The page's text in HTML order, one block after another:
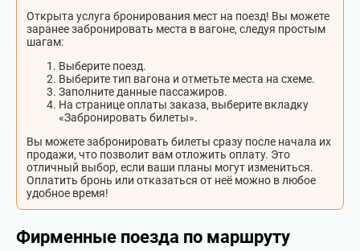
Открыта услуга бронирования мест на поезд! Вы можете
заранее забронировать места в вагоне, следуя простым
шагам:
Выберите поезд.
Выберите тип вагона и отметьте места на схеме.
Заполните данные пассажиров.
На странице оплаты заказа, выберите вкладку
«Забронировать билеты».
Вы можете забронировать билеты сразу после начала их
продажи, что позволит вам отложить оплату. Это
отличный выбор, если ваши планы могут измениться.
Оплатить бронь или отказаться от неё можно в любое
удобное время!
Фирменные поезда по маршруту